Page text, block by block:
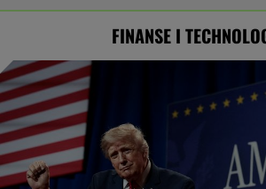
FINANSE I